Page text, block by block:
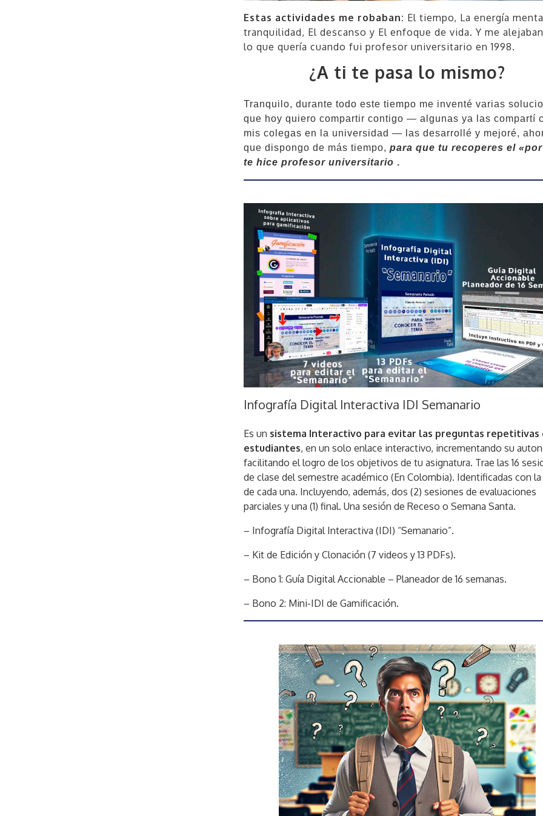
Estas actividades me robaban: El tiempo, La energía
tranquilidad, El descanso y El enfoque de vida. Y me
lo que quería cuando fui profesor universitario en 1998.
¿A ti te pasa lo mismo?
Tranquilo, durante todo este tiempo me inventé varias
que hoy quiero compartir contigo — algunas ya las compartí
mis colegas en la universidad — las desarrollé y mejoré,
que dispongo de más tiempo, para que tu recoperes el
te hice profesor universitario .
Infografía Digital Interactiva IDI Semanario
Es un sistema Interactivo para evitar las preguntas repetitivas
estudiantes, en un solo enlace interactivo, incrementando su
facilitando el logro de los objetivos de tu asignatura. Trae las 16
de clase del semestre académico (En Colombia). Identificadas con
de cada una. Incluyendo, además, dos (2) sesiones de evaluaciones
parciales y una (1) final. Una sesión de Receso o Semana Santa.
– Infografía Digital Interactiva (IDI) “Semanario”.
– Kit de Edición y Clonación (7 videos y 13 PDFs).
– Bono 1: Guía Digital Accionable – Planeador de 16 semanas.
– Bono 2: Mini-IDI de Gamificación.